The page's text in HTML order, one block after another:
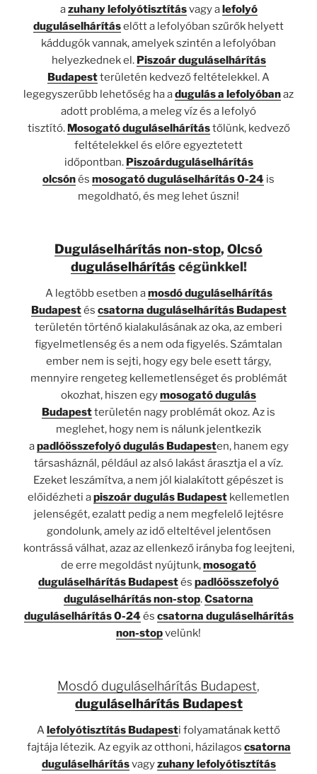
azuhany lefolyótisztításvagy a lefolyó
duguláselhárításelőtt a lefolyóban szűrők helyett
káddugók vannak, amelyek szintén a lefolyóban
helyezkednek el. Piszoár duguláselhárítás
Budapestterületén kedvező feltételekkel. A
legegyszerűbb lehetőség ha adugulás a lefolyóbanaz
adott probléma, a meleg víz és a lefolyó
tisztító. Mosogató duguláselhárítástőlünk, kedvező
feltételekkel és előre egyeztetett
időpontban. Piszoárduguláselhárítás
olcsónés mosogató duguláselhárítás 0-24 is
megoldható, és meg lehet úszni!
Duguláselhárítás non-stop, Olcsó
duguláselhárításcégünkkel!
A legtöbb esetben amosdó duguláselhárítás
Budapestés csatorna duguláselhárítás Budapest
területén történő kialakulásának az oka, az emberi
figyelmetlenség és a nem oda figyelés. Számtalan
ember nem is sejti, hogy egy bele esett tárgy,
mennyire rengeteg kellemetlenséget és problémát
okozhat, hiszen egymosogató dugulás
Budapestterületén nagy problémát okoz. Az is
meglehet, hogy nem is nálunk jelentkezik
apadlóösszefolyó dugulás Budapesten, hanem egy
társasháznál, például az alsó lakást árasztja el a víz.
Ezeket leszámítva, a nem jól kialakított gépészet is
előidézheti apiszoár dugulás Budapest kellemetlen
jelenségét, ezalatt pedig a nem megfelelő lejtésre
gondolunk, amely az idő elteltével jelentősen
kontrássá válhat, azaz az ellenkező irányba fog leejteni,
de erre megoldást nyújtunk,mosogató
duguláselhárítás Budapestés padlóösszefolyó
duguláselhárítás non-stop.Csatorna
duguláselhárítás 0-24 és csatorna duguláselhárítás
non-stopvelünk!
Mosdó duguláselhárítás Budapest,
duguláselhárítás Budapest
A lefolyótisztítás Budapesti folyamatának kettő
fajtája létezik. Az egyik az otthoni, házilagos csatorna
duguláselhárításvagyzuhany lefolyótisztítás